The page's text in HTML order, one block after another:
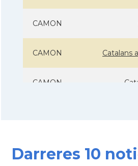
CAMON
CAMON Catalans
CAMON
Darreres 10